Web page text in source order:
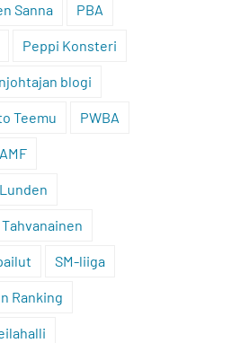
Sanna PBA
Peppi Konsteri
blogi
Teemu PWBA
SM-liiga
Ranking